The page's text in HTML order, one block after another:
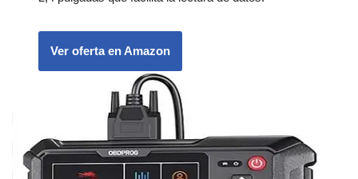
Ver oferta en Amazon